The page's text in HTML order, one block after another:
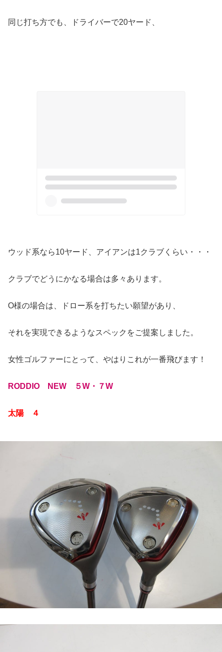
同じ打ち方でも、ドライバーで20ヤード、
ウッド系なら10ヤード、アイアンは1クラブくらい・・・
クラブでどうにかなる場合は多々あります。
O様の場合は、ドロー系を打ちたい願望があり、
それを実現できるようなスペックをご提案しました。
女性ゴルファーにとって、やはりこれが一番飛びます！
RODDIO NEW ５W・７W
太陽 ４